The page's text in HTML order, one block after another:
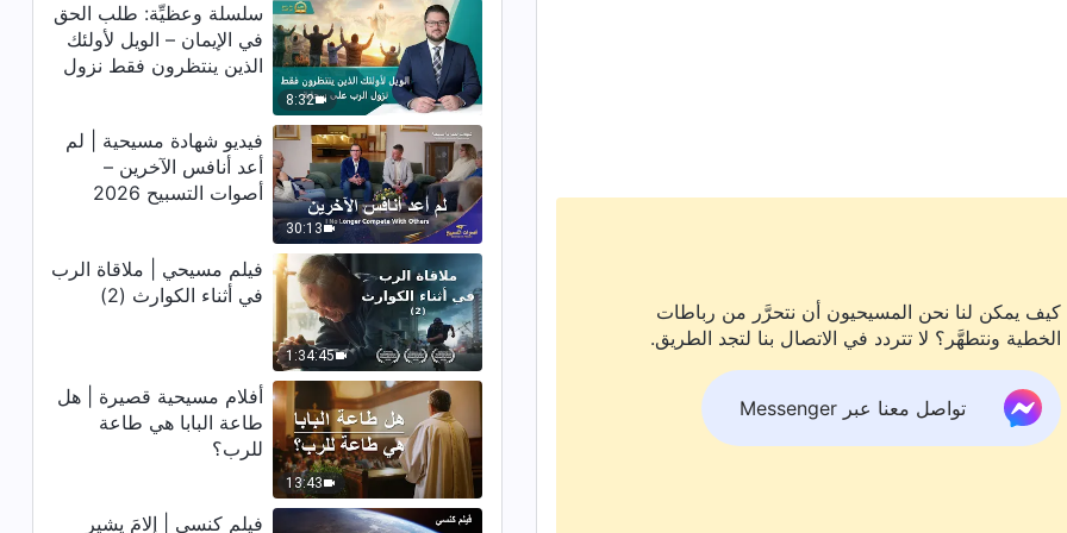
4:21
ترنيمة من كلام الله – لن تتغير
مشيئة الله للجنس البشري أبدًا –
كلمات ترنيمة
5:36
ترنيمة من كلام الله – حزن الفاسدين
من البشر – كلمات ترنيمة
3:49
ترنيمة من كلام الله – بطرس عرف
الله أفضل معرفة – كلمات ترنيمة
3:20
ترنيمة من كلام الله – طريق معرفة
سلطان الله – كلمات ترنيمة
ترنيمة من كلام الله – يأمل الله أن
كيف يمكن لنا نحن المسيحيون أن نتحرَّر من رباطات
الخطية ونتطهَّر؟ لا تتردد في الاتصال بنا لتجد الطريق.
تواصل معنا عبر Messenger
8:32
سلسلة وعظيِّة: طلب الحق
في الإيمان – الويل لأولئك
الذين ينتظرون فقط نزول
30:13
فيديو شهادة مسيحية | لم
أعد أنافس الآخرين –
أصوات التسبيح 2026
1:34:45
فيلم مسيحي | ملاقاة الرب
في أثناء الكوارث (2)
13:43
أفلام مسيحية قصيرة | هل
طاعة البابا هي طاعة
للرب؟
فيلم كنسي | إلامَ يشير